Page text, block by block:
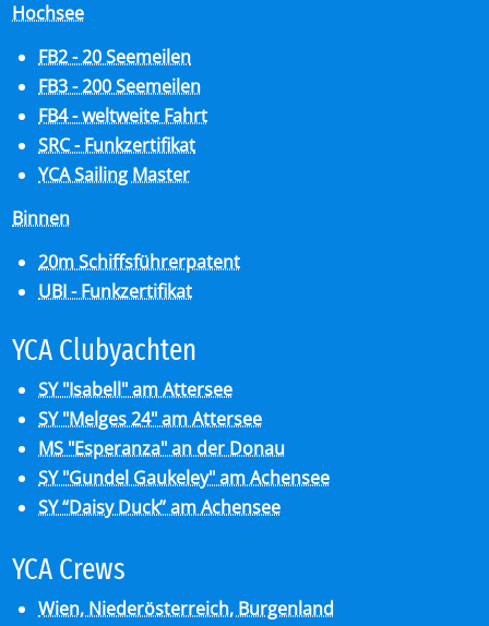
Hochsee
FB2 - 20 Seemeilen
FB3 - 200 Seemeilen
FB4 - weltweite Fahrt
SRC - Funkzertifikat
YCA Sailing Master
Binnen
20m Schiffsführerpatent
UBI - Funkzertifikat
YCA Club­y­ach­ten
SY "Isabell" am Attersee
SY "Melges 24" am Attersee
MS "Esperanza" an der Donau
SY "Gundel Gaukeley" am Achensee
SY “Daisy Duck” am Achensee
YCA Crews
Wien, Niederösterreich, Burgenland